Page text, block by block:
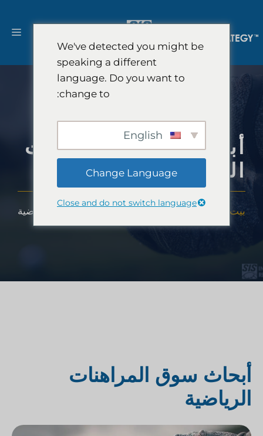
المحتوى
أبحاث سوق المراهنات
الرياضية
بيت الصناعات أبحاث سوق المراهنات الرياضية
أبحاث سوق المراهنات
الرياضية
We've detected you might be
speaking a different
language. Do you want to
change to:
Change Language
Close and do not switch language